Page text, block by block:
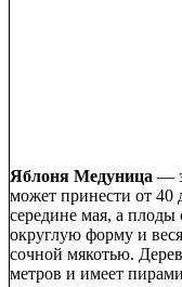
Яблоня Медуница —
может принести от 40
середине мая, а
округлую форму и
сочной мякотью.
метров и имеет